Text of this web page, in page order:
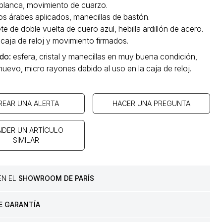
movimiento de cuarzo.
árabes aplicados, manecillas de bastón.
de doble vuelta de cuero azul, hebilla ardillón de acero.
caja de reloj y movimiento firmados.
:esfera, cristal y manecillas en muy buena condición,
micro rayones debido al uso en la caja de reloj.
UNA ALERTA HACER UNA PREGUNTA
UN ARTÍCULO
SIMILAR
EL SHOWROOM DE PARÍS
GARANTÍA